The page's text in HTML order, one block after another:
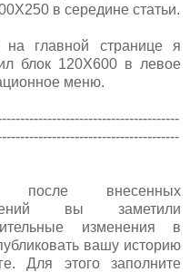
в середине статьи.
на главной странице я
блок 120Х600 в левое
меню.
после внесенных
вы заметили
изменения в
вашу историю
Для этого заполните